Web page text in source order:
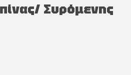
Συρόμενης